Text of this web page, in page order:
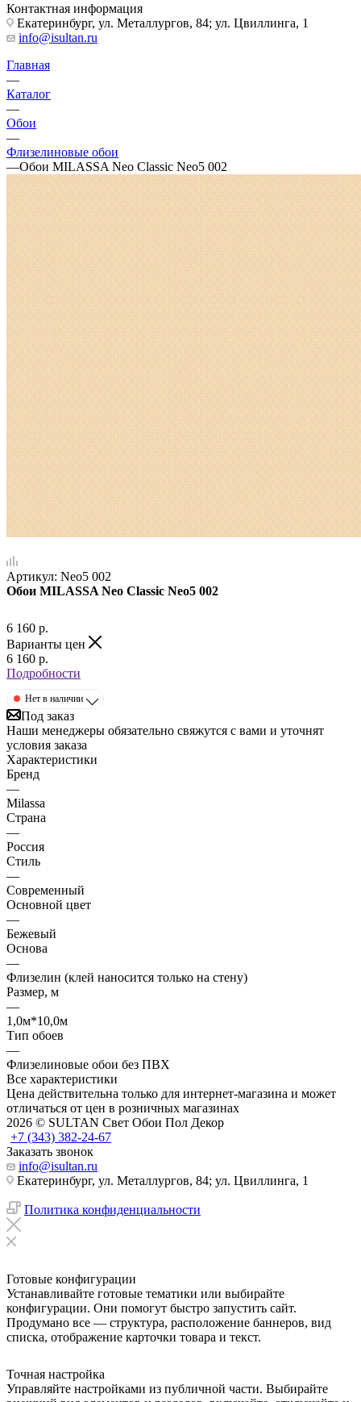
Контактная информация
Екатеринбург, ул. Металлургов, 84; ул. Цвиллинга, 1
info@isultan.ru
Главная
—
Каталог
—
Обои
—
Флизелиновые обои
—Обои MILASSA Neo Classic Neo5 002
Артикул: Neo5 002
Обои MILASSA Neo Classic Neo5 002
6 160 р.
Варианты цен
6 160 р.
Подробности
Нет в наличии
Под заказ
Наши менеджеры обязательно свяжутся с вами и уточнят
условия заказа
Характеристики
Бренд
—
Milassa
Страна
—
Россия
Стиль
—
Современный
Основной цвет
—
Бежевый
Основа
—
Флизелин (клей наносится только на стену)
Размер, м
—
1,0м*10,0м
Тип обоев
—
Флизелиновые обои без ПВХ
Все характеристики
Цена действительна только для интернет-магазина и может
отличаться от цен в розничных магазинах
2026 © SULTAN Свет Обои Пол Декор
+7 (343) 382-24-67
Заказать звонок
info@isultan.ru
Екатеринбург, ул. Металлургов, 84; ул. Цвиллинга, 1
Политика конфиденциальности
Готовые конфигурации
Устанавливайте готовые тематики или выбирайте
конфигурации. Они помогут быстро запустить сайт.
Продумано все — структура, расположение баннеров, вид
списка, отображение карточки товара и текст.
Точная настройка
Управляйте настройками из публичной части. Выбирайте